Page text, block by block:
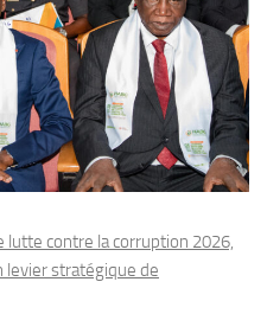
lutte contre la corruption 2026,
levier stratégique de